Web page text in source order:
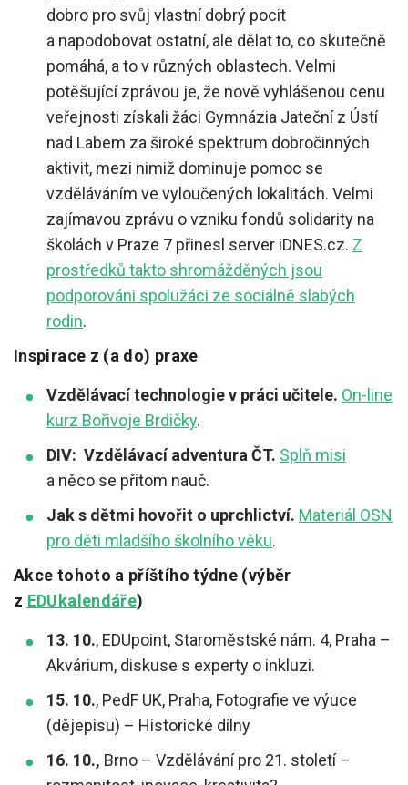
dobro pro svůj vlastní dobrý pocit
a napodobovat ostatní, ale dělat to, co skutečně
pomáhá, a to v různých oblastech. Velmi
potěšující zprávou je, že nově vyhlášenou cenu
veřejnosti získali žáci Gymnázia Jateční z Ústí
nad Labem za široké spektrum dobročinných
aktivit, mezi nimiž dominuje pomoc se
vzděláváním ve vyloučených lokalitách. Velmi
zajímavou zprávu o vzniku fondů solidarity na
školách v Praze 7 přinesl server iDNES.cz. Z
prostředků takto shromážděných jsou
podporováni spolužáci ze sociálně slabých
rodin.
Inspirace z (a do) praxe
Vzdělávací technologie v práci učitele. On-line
kurz Bořivoje Brdičky.
DIV: Vzdělávací adventura ČT. Splň misi
a něco se přitom nauč.
Jak s dětmi hovořit o uprchlictví. Materiál OSN
pro děti mladšího školního věku.
Akce tohoto a příštího týdne (výběr
z EDUkalendáře)
13. 10., EDUpoint, Staroměstské nám. 4, Praha –
Akvárium, diskuse s experty o inkluzi.
15. 10., PedF UK, Praha, Fotografie ve výuce
(dějepisu) – Historické dílny
16. 10., Brno – Vzdělávání pro 21. století –